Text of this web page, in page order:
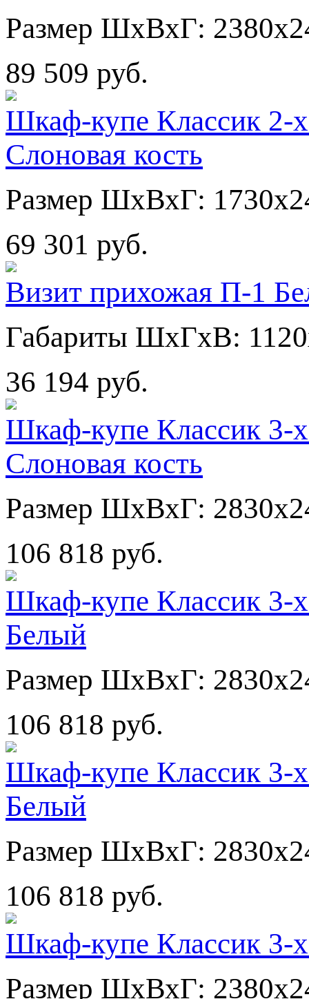
Размер ШхВхГ:
89 509 руб.
Шкаф-купе Классик 2-
Слоновая кость
Размер ШхВхГ:
69 301 руб.
Визит прихожая П-1
Габариты ШхГхВ:
36 194 руб.
Шкаф-купе Классик 3-
Слоновая кость
Размер ШхВхГ:
106 818 руб.
Шкаф-купе Классик 3-
Белый
Размер ШхВхГ:
106 818 руб.
Шкаф-купе Классик 3-
Белый
Размер ШхВхГ:
106 818 руб.
Шкаф-купе Классик 3-
Размер ШхВхГ: